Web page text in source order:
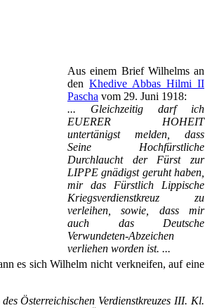
Aus einem Brief Wilhelms an
den Khedive Abbas Hilmi II
Pascha vom 29. Juni 1918:
... Gleichzeitig darf ich
EUERER HOHEIT
untertänigst melden, dass
Seine Hochfürstliche
Durchlaucht der Fürst zur
LIPPE gnädigst geruht haben,
mir das Fürstlich Lippische
Kriegsverdienstkreuz zu
verleihen, sowie, dass mir
auch das Deutsche
Verwundeten-Abzeichen
verliehen worden ist. ...
es sich Wilhelm nicht verkneifen, auf eine
Österreichischen Verdienstkreuzes III. Kl.